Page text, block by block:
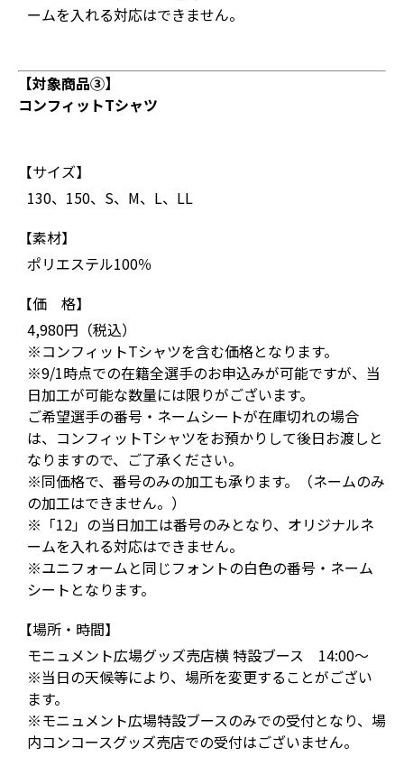
ームを入れる対応はできません。
【対象商品③】
コンフィットTシャツ
【サイズ】
130、150、S、M、L、LL
【素材】
ポリエステル100％
【価 格】
4,980円（税込）
※コンフィットTシャツを含む価格となります。
※9/1時点での在籍全選手のお申込みが可能ですが、当
日加工が可能な数量には限りがございます。
ご希望選手の番号・ネームシートが在庫切れの場合
は、コンフィットTシャツをお預かりして後日お渡しと
なりますので、ご了承ください。
※同価格で、番号のみの加工も承ります。（ネームのみ
の加工はできません。）
※「12」の当日加工は番号のみとなり、オリジナルネ
ームを入れる対応はできません。
※ユニフォームと同じフォントの白色の番号・ネーム
シートとなります。
【場所・時間】
モニュメント広場グッズ売店横 特設ブース 14:00～
※当日の天候等により、場所を変更することがござい
ます。
※モニュメント広場特設ブースのみでの受付となり、場
内コンコースグッズ売店での受付はございません。